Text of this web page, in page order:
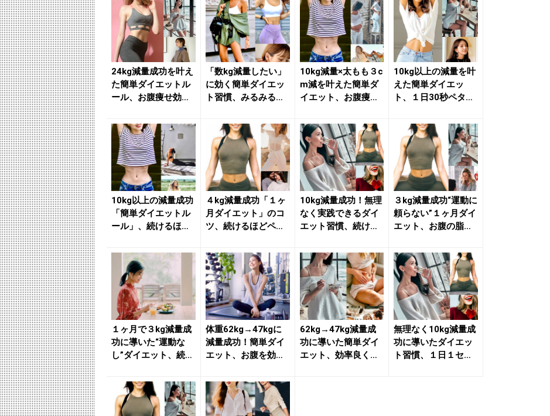
24kg減量成功を叶え
た簡単ダイエットル
ール、お腹痩せ効果
し...
「数kg減量したい」
に効く簡単ダイエッ
ト習慣、みるみるお
慣など...
10kg減量×太もも３c
m減を叶えた簡単ダ
イエット、お腹痩せ
単...
10kg以上の減量を叶
えた簡単ダイエッ
ト、１日30秒ペタン
慣な...
10kg以上の減量成功
「簡単ダイエットル
ール」、続けるほど
習慣...
４kg減量成功「１ヶ
月ダイエット」のコ
ツ、続けるほどペタ
単習慣...
10kg減量成功！無理
なく実践できるダイ
エット習慣、続ける
り”が...
３kg減量成功“運動に
頼らない”１ヶ月ダイ
エット、お腹の脂肪
単...
１ヶ月で３kg減量成
功に導いた“運動な
し”ダイエット、続け
に導...
体重62kg→47kgに
減量成功！簡単ダイ
エット、お腹を効率
慣...
62kg→47kg減量成
功に導いた簡単ダイ
エット、効率良くお
無理なく10kg減量成
功に導いたダイエッ
ト習慣、１日１セッ